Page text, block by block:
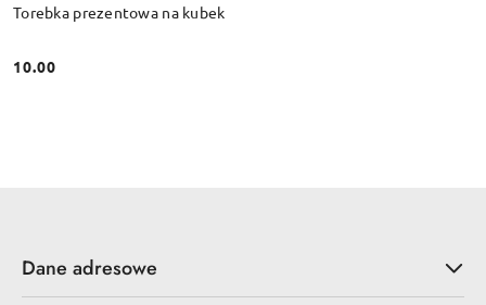
Torebka prezentowa na kubek
Cena:
10.00
Dane adresowe